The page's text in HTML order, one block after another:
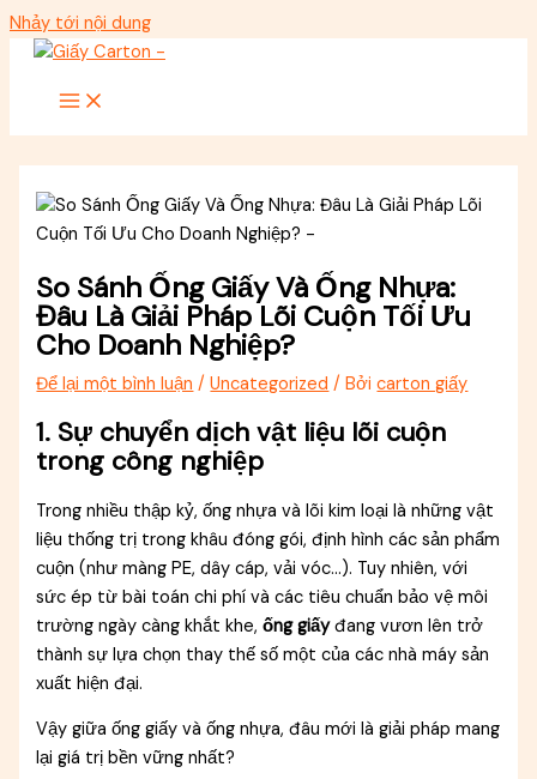
Nhảy tới nội dung
So Sánh Ống Giấy Và Ống Nhựa:
Đâu Là Giải Pháp Lõi Cuộn Tối Ưu
Cho Doanh Nghiệp?
Để lại một bình luận /Uncategorized / Bởicarton giấy
1. Sự chuyển dịch vật liệu lõi cuộn
trong công nghiệp
Trong nhiều thập kỷ, ống nhựa và lõi kim loại là những vật
liệu thống trị trong khâu đóng gói, định hình các sản phẩm
cuộn (như màng PE, dây cáp, vải vóc…). Tuy nhiên, với
sức ép từ bài toán chi phí và các tiêu chuẩn bảo vệ môi
trường ngày càng khắt khe,ống giấyđang vươn lên trở
thành sự lựa chọn thay thế số một của các nhà máy sản
xuất hiện đại.
Vậy giữa ống giấy và ống nhựa, đâu mới là giải pháp mang
lại giá trị bền vững nhất?